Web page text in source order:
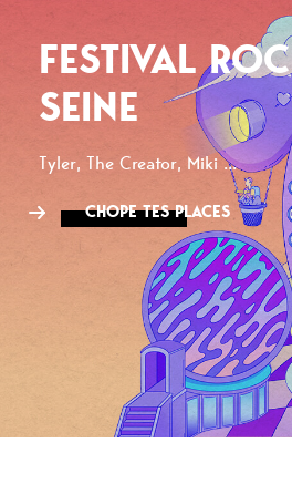
FESTIVAL
SEINE
Tyler, The Creator, Miki ...
CHOPE TES PLACES